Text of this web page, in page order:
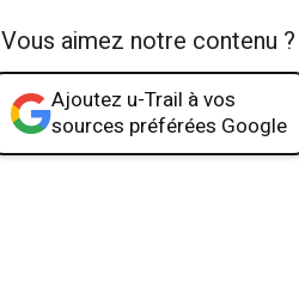
Vous aimez notre contenu ?
Ajoutez u-Trail à vos
sources préférées Google